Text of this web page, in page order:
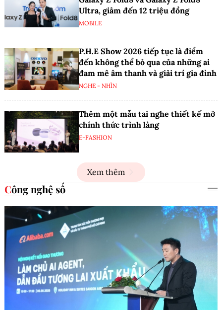
Ultra, giảm đến 12 triệu đồng
MOBILE
P.H.E Show 2026 tiếp tục là điểm
đến không thể bỏ qua của những ai
đam mê âm thanh và giải trí gia đình
NGHE - NHÌN
Thêm một mẫu tai nghe thiết kế mở
chính thức trình làng
E-FASHION
Xem thêm
Công nghệ số